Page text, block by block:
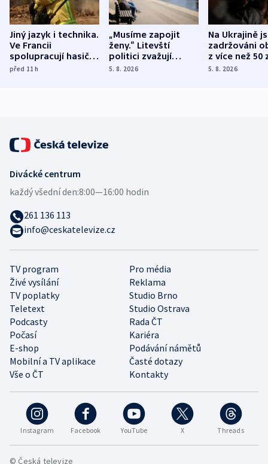
Jiný jazyk i technika.
Ve Francii
spolupracují hasiči z
různých zemí
před 11h
„Musíme zapojit
ženy.“ Litevští
politici zvažují
dohodu o
5. 8. 2026
Na Ukrajině
zadržováni
z více než 50
Bojovali na
5. 8. 2026
Instagram Facebook YouTube X Threads
TV program
Pro média
Živé vysílání
Reklama
TV poplatky
Studio Brno
Teletext
Studio Ostrava
Podcasty
Rada ČT
Počasí
Kariéra
E-shop
Podávání námětů
Mobilní a TV aplikace
Časté dotazy
Vše o ČT
Kontakty
Divácké centrum
každý všední den:8:00—16:00 hodin
261 136 113
info@ceskatelevize.cz
© Česká televize